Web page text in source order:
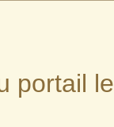
portail